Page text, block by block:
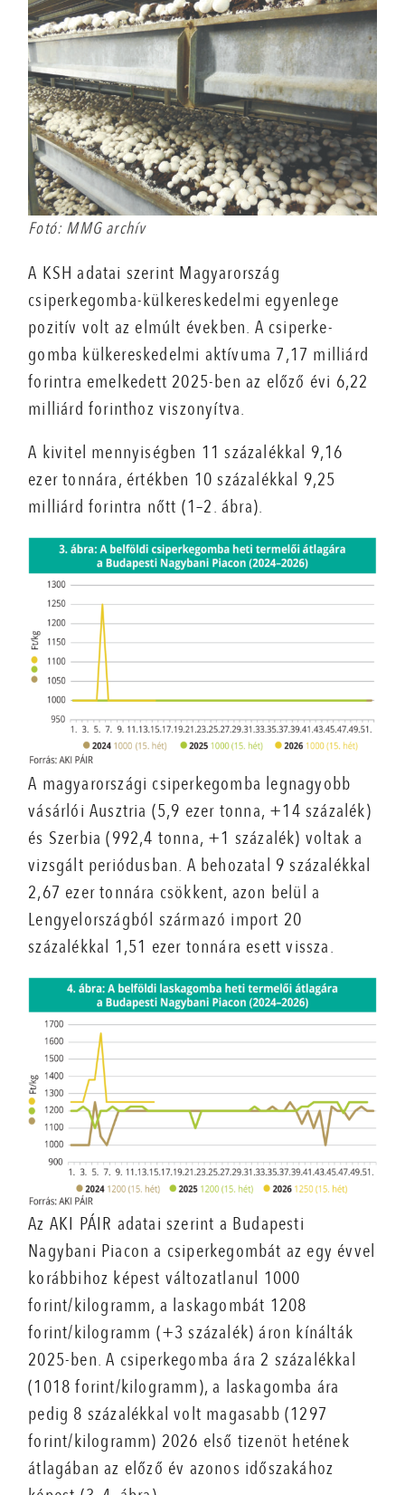
Fotó: MMG archív
A KSH adatai szerint Magyarország
csiperkegomba-külkereskedelmi egyenlege
pozitív volt az elmúlt években. A csiperke­
gomba külkereskedelmi aktívuma 7,17 milliárd
forintra emelkedett 2025-ben az előző évi 6,22
milliárd forinthoz viszonyítva.
A kivitel mennyiségben 11 százalékkal 9,16
ezer tonnára, értékben 10 százalékkal 9,25
milliárd forintra nőtt (1–2. ábra).
A magyarországi csiperkegomba legnagyobb
vásárlói Ausztria (5,9 ezer tonna, +14 százalék)
és Szerbia (992,4 tonna, +1 százalék) voltak a
vizsgált periódusban. A behozatal 9 százalékkal
2,67 ezer tonnára csökkent, azon belül a
Lengyelországból származó import 20
százalékkal 1,51 ezer tonnára esett vissza.
Az AKI PÁIR adatai szerint a Budapesti
Nagybani Piacon a csiperkegombát az egy évvel
korábbihoz képest változatlanul 1000
forint/kilogramm, a laskagombát 1208
forint/kilogramm (+3 százalék) áron kínálták
2025-ben. A csiperkegomba ára 2 százalékkal
(1018 forint/kilogramm), a laskagomba ára
pedig 8 százalékkal volt magasabb (1297
forint/kilogramm) 2026 első tizenöt hetének
átlagában az előző év azonos időszakához